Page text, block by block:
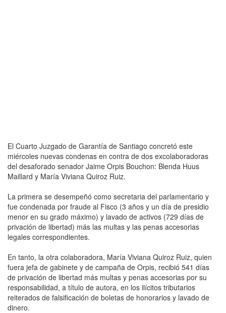
El Cuarto Juzgado de Garantía de Santiago concretó este
miércoles nuevas condenas en contra de dos excolaboradoras
del desaforado senador Jaime Orpis Bouchon: Blenda Huus
Maillard y María Viviana Quiroz Ruiz.
La primera se desempeñó como secretaria del parlamentario y
fue condenada por fraude al Fisco (3 años y un día de presidio
menor en su grado máximo) y lavado de activos (729 días de
privación de libertad) más las multas y las penas accesorias
legales correspondientes.
En tanto, la otra colaboradora, María Viviana Quiroz Ruiz, quien
fuera jefa de gabinete y de campaña de Orpis, recibió 541 días
de privación de libertad más multas y penas accesorias por su
responsabilidad, a título de autora, en los ilícitos tributarios
reiterados de falsificación de boletas de honorarios y lavado de
dinero.